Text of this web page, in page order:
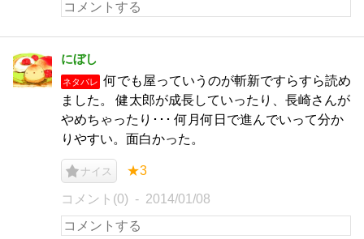
にぼし
ネタバレ
何でも屋っていうのが斬新ですらすら読め
ました。 健太郎が成長していったり、長崎さんが
やめちゃったり･･･ 何月何日で進んでいって分か
りやすい。面白かった。
ナイス ★3
コメント(0) 2014/01/08